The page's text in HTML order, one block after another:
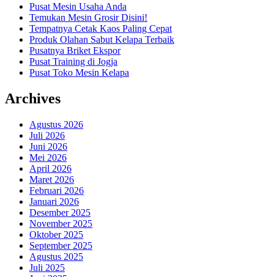
Pusat Mesin Usaha Anda
Temukan Mesin Grosir Disini!
Tempatnya Cetak Kaos Paling Cepat
Produk Olahan Sabut Kelapa Terbaik
Pusatnya Briket Ekspor
Pusat Training di Jogja
Pusat Toko Mesin Kelapa
Archives
Agustus 2026
Juli 2026
Juni 2026
Mei 2026
April 2026
Maret 2026
Februari 2026
Januari 2026
Desember 2025
November 2025
Oktober 2025
September 2025
Agustus 2025
Juli 2025